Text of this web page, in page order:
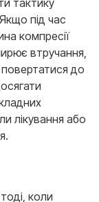
під час
компресії
втручання,
до
лікування або
коли